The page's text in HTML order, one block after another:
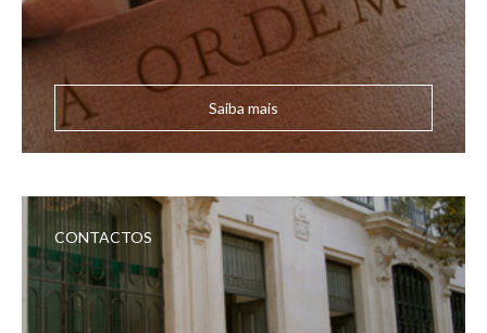
Saiba mais
CONTACTOS